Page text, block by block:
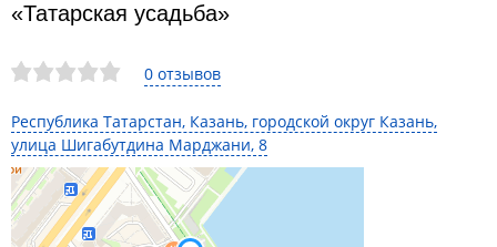
0 отзывов
Республика Татарстан, Казань, городской округ Казань,
улица Шигабутдина Марджани, 8
«Татарская усадьба»